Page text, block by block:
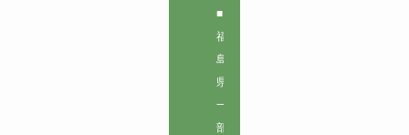
■
福
島
県
一
部